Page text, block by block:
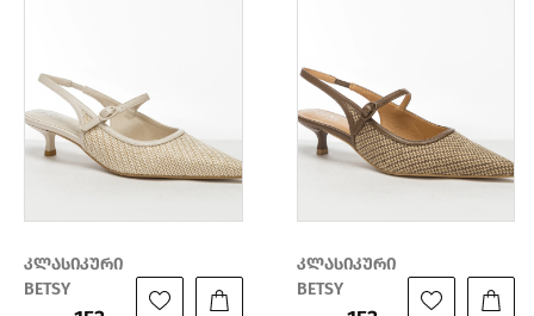
კლასიკური
BETSY
კლასიკური
BETSY